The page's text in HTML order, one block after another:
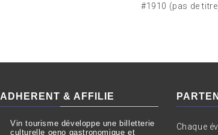
#1910 (pas de
ADHERENT & AFFILIE
Vin tourisme développe une billetterie
culturelle oeno gastronomique et
Chaque